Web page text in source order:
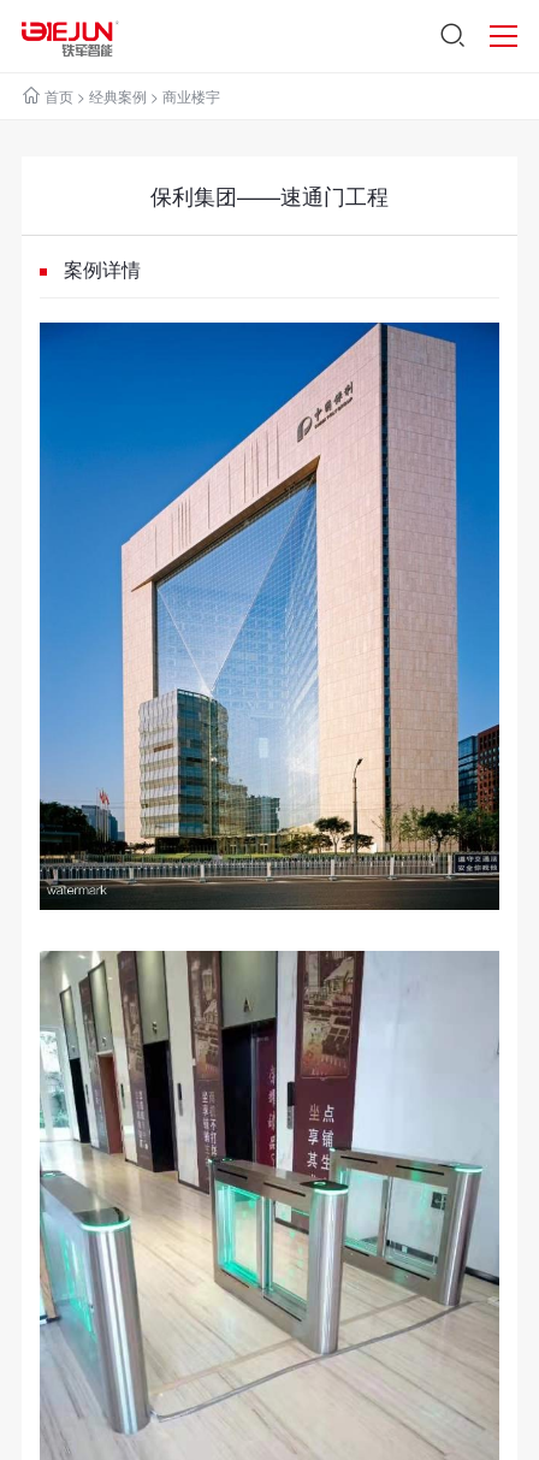
首页> 经典案例 > 商业楼宇
保利集团——速通门工程
案例详情